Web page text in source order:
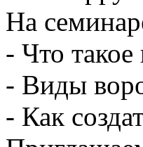
На
- Что
- Виды
- Как